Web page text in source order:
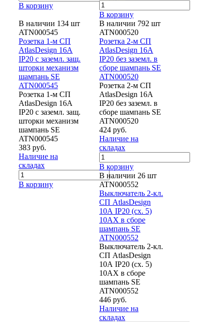
В корзину
В корзину
В наличии 134 шт
ATN000545
Розетка 1-м СП
AtlasDesign 16А
IP20 с заземл. защ.
шторки механизм
шампань SE
ATN000545
Розетка 1-м СП
AtlasDesign 16А
IP20 с заземл. защ.
шторки механизм
шампань SE
ATN000545
383 руб.
Наличие на
складах
В корзину
В наличии 792 шт
ATN000520
Розетка 2-м СП
AtlasDesign 16А
IP20 без заземл. в
сборе шампань SE
ATN000520
Розетка 2-м СП
AtlasDesign 16А
IP20 без заземл. в
сборе шампань SE
ATN000520
424 руб.
Наличие на
складах
В корзину
В наличии 26 шт
ATN000552
Выключатель 2-кл.
СП AtlasDesign
10А IP20 (сх. 5)
10AX в сборе
шампань SE
ATN000552
Выключатель 2-кл.
СП AtlasDesign
10А IP20 (сх. 5)
10AX в сборе
шампань SE
ATN000552
446 руб.
Наличие на
складах